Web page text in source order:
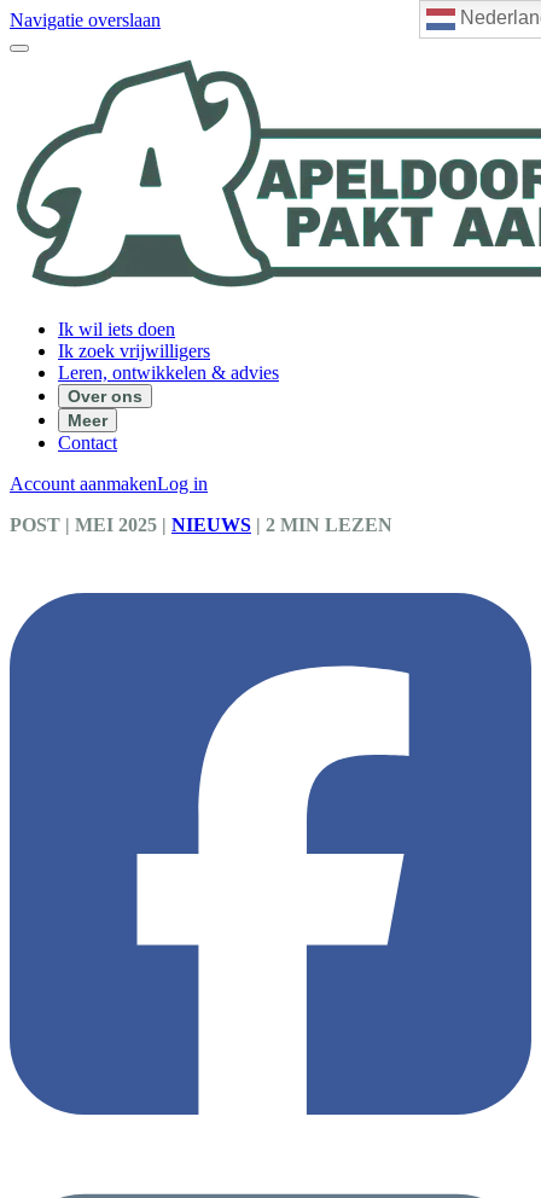
Navigatie overslaan
Ik wil iets doen
Ik zoek vrijwilligers
Leren, ontwikkelen & advies
Over ons
Meer
Contact
Account aanmakenLog in
POST | MEI 2025 | NIEUWS | 2 MIN LEZEN